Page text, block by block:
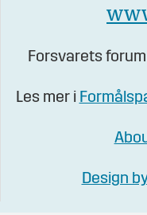
Forsvarets
Les mer i
Design